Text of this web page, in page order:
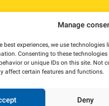
Manage
best experiences, we use
Consenting to these
or unique IDs on this site. Not
affect certain features and functions.
Deny
та погодимо заміну.